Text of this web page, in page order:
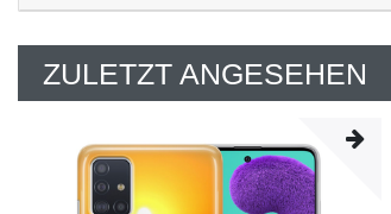
ZULETZT ANGESEHEN